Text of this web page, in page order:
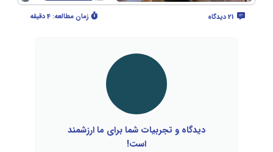
زمان مطالعه: 4 دقیقه
دیدگاه و تجربیات شما برای ما ارزشمند
است!